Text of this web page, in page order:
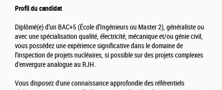
Profil du candidat
Diplômé(e) d’un BAC+5 (École d’Ingénieurs ou Master 2), généraliste ou
avec une spécialisation qualité, électricité, mécanique et/ou génie civil,
vous possédez une expérience significative dans le domaine de
l’inspection de projets nucléaires, si possible sur des projets complexes
d'envergure analogue au RJH.
Vous disposez d'une connaissance approfondie des référentiels